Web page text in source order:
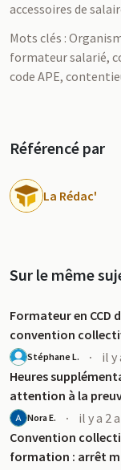
accessoires de
Mots clés :
formateur salarié,
code APE,
Référencé par
La Rédac'
Sur le même
Formateur en CCD
convention
Stéphane L. ·
il y
Heures
attention à la
Nora E. ·
il y a 2
Convention
formation : arrêt